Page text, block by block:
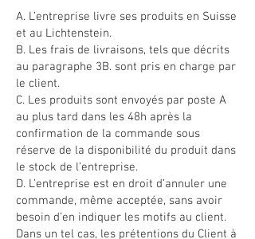
A. L’entreprise livre ses produits en Suisse
et au Lichtenstein.
B. Les frais de livraisons, tels que décrits
au paragraphe 3B. sont pris en charge par
le client.
C. Les produits sont envoyés par poste A
au plus tard dans les 48h après la
confirmation de la commande sous
réserve de la disponibilité du produit dans
le stock de l’entreprise.
D. L’entreprise est en droit d’annuler une
commande, même acceptée, sans avoir
besoin d’en indiquer les motifs au client.
Dans un tel cas, les prétentions du Client à